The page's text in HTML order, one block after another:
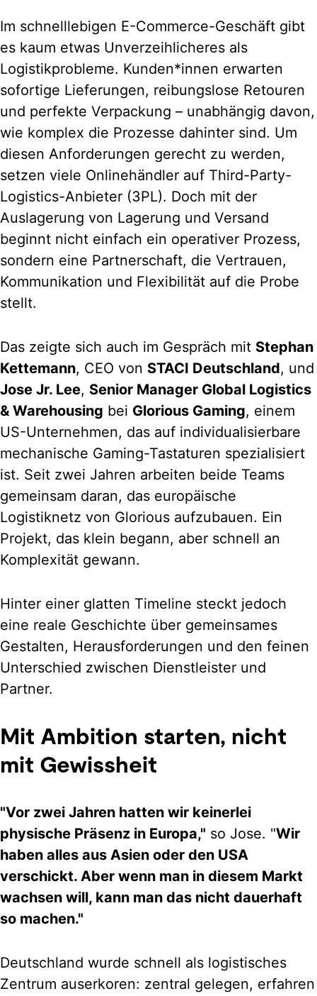
Im schnelllebigen E-Commerce-Geschäft gibt
es kaum etwas Unverzeihlicheres als
Logistikprobleme. Kunden*innen erwarten
sofortige Lieferungen, reibungslose Retouren
und perfekte Verpackung – unabhängig davon,
wie komplex die Prozesse dahinter sind. Um
diesen Anforderungen gerecht zu werden,
setzen viele Onlinehändler auf Third-Party-
Logistics-Anbieter (3PL). Doch mit der
Auslagerung von Lagerung und Versand
beginnt nicht einfach ein operativer Prozess,
sondern eine Partnerschaft, die Vertrauen,
Kommunikation und Flexibilität auf die Probe
stellt.
Das zeigte sich auch im Gespräch mit Stephan
Kettemann, CEO von STACI Deutschland, und
Jose Jr. Lee, Senior Manager Global Logistics
& Warehousing bei Glorious Gaming, einem
US-Unternehmen, das auf individualisierbare
mechanische Gaming-Tastaturen spezialisiert
ist. Seit zwei Jahren arbeiten beide Teams
gemeinsam daran, das europäische
Logistiknetz von Glorious aufzubauen. Ein
Projekt, das klein begann, aber schnell an
Komplexität gewann.
Hinter einer glatten Timeline steckt jedoch
eine reale Geschichte über gemeinsames
Gestalten, Herausforderungen und den feinen
Unterschied zwischen Dienstleister und
Partner.
Mit Ambition starten, nicht
mit Gewissheit
"Vor zwei Jahren hatten wir keinerlei
physische Präsenz in Europa," so Jose. "Wir
haben alles aus Asien oder den USA
verschickt. Aber wenn man in diesem Markt
wachsen will, kann man das nicht dauerhaft
so machen."
Deutschland wurde schnell als logistisches
Zentrum auserkoren: zentral gelegen, erfahren